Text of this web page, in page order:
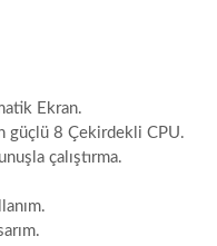
Ekran.
güçlü 8 Çekirdekli CPU.
çalıştırma.